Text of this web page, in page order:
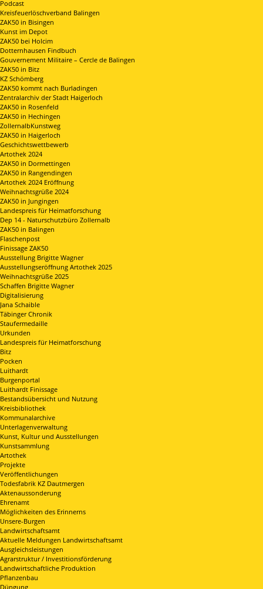
Podcast
Kreisfeuerlöschverband Balingen
ZAK50 in Bisingen
Kunst im Depot
ZAK50 bei Holcim
Dotternhausen Findbuch
Gouvernement Militaire – Cercle de Balingen
ZAK50 in Bitz
KZ Schömberg
ZAK50 kommt nach Burladingen
Zentralarchiv der Stadt Haigerloch
ZAK50 in Rosenfeld
ZAK50 in Hechingen
ZollernalbKunstweg
ZAK50 in Haigerloch
Geschichtswettbewerb
Artothek 2024
ZAK50 in Dormettingen
ZAK50 in Rangendingen
Artothek 2024 Eröffnung
Weihnachtsgrüße 2024
ZAK50 in Jungingen
Landespreis für Heimatforschung
Dep 14 - Naturschutzbüro Zollernalb
ZAK50 in Balingen
Flaschenpost
Finissage ZAK50
Ausstellung Brigitte Wagner
Ausstellungseröffnung Artothek 2025
Weihnachtsgrüße 2025
Schaffen Brigitte Wagner
Digitalisierung
Jana Schaible
Täbinger Chronik
Staufermedaille
Urkunden
Landespreis für Heimatforschung
Bitz
Pocken
Luithardt
Burgenportal
Luithardt Finissage
Bestandsübersicht und Nutzung
Kreisbibliothek
Kommunalarchive
Unterlagenverwaltung
Kunst, Kultur und Ausstellungen
Kunstsammlung
Artothek
Projekte
Veröffentlichungen
Todesfabrik KZ Dautmergen
Aktenaussonderung
Ehrenamt
Möglichkeiten des Erinnerns
Unsere-Burgen
Landwirtschaftsamt
Aktuelle Meldungen Landwirtschaftsamt
Ausgleichsleistungen
Agrarstruktur / Investitionsförderung
Landwirtschaftliche Produktion
Pflanzenbau
Düngung